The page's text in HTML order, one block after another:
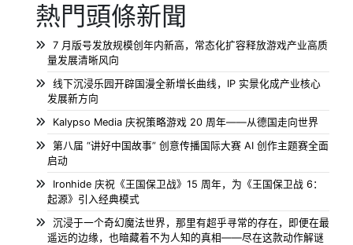
熱門頭條新聞
7 月版号发放规模创年内新高，常态化扩容释放游戏产业高质
量发展清晰风向
线下沉浸乐园开辟国漫全新增长曲线，IP 实景化成产业核心
发展新方向
Kalypso Media 庆祝策略游戏 20 周年——从德国走向世界
第八届 “讲好中国故事” 创意传播国际大赛 AI 创作主题赛全面
启动
Ironhide 庆祝《王国保卫战》15 周年，为《王国保卫战 6：
起源》引入经典模式
沉浸于一个奇幻魔法世界，那里有超乎寻常的存在，即便在最
遥远的边缘，也暗藏着不为人知的真相——尽在这款动作解谜